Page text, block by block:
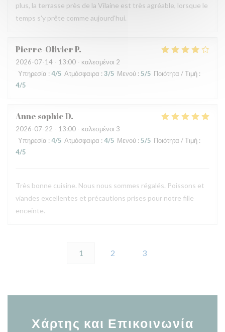
plus, la terrasse près de la Vilaine est très agréable, lorsque le
temps s'y prête comme aujourd'hui.
Pierre-OlivierP
2026-07-14 - 13:00 - καλεσμένοι 2
Υπηρεσία :4/5 Ατμόσφαιρα :3/5 Μενού : 5/5 Ποιότητα / Τιμή :
4/5
Anne sophieD
2026-07-22 - 13:00 - καλεσμένοι 3
Υπηρεσία : 4/5 Ατμόσφαιρα : 4/5 Μενού : 5/5 Ποιότητα / Τιμή :
4/5
Très bonne cuisine. Nous nous sommes régalés. Poissons et
viandes excellentes et précautions prises pour notre fille
enceinte.
1 2 3
Χάρτης και Επικοινωνία